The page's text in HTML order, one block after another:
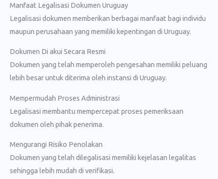
Manfaat Legalisasi Dokumen Uruguay
Legalisasi dokumen memberikan berbagai manfaat bagi individu
maupun perusahaan yang memiliki kepentingan di Uruguay.
Dokumen Di akui Secara Resmi
Dokumen yang telah memperoleh pengesahan memiliki peluang
lebih besar untuk diterima oleh instansi di Uruguay.
Mempermudah Proses Administrasi
Legalisasi membantu mempercepat proses pemeriksaan
dokumen oleh pihak penerima.
Mengurangi Risiko Penolakan
Dokumen yang telah dilegalisasi memiliki kejelasan legalitas
sehingga lebih mudah di verifikasi.